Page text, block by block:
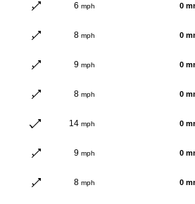
6 mph 0
8 mph 0
9 mph 0
8 mph 0
14 mph 0
9 mph 0
8 mph 0